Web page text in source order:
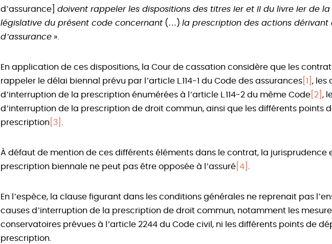
d’assurance] doivent rappeler les dispositions des titres Ier et II du livre Ier de
législative du présent code concernant (…) la prescription des actions dérivant
d’assurance ».
En application de ces dispositions, la Cour de cassation considère que les
rappeler le délai biennal prévu par l’article L.114-1 du Code des assurances [1] , les
d’interruption de la prescription énumérées à l’article L.114-2 du même Code [2] ,
d’interruption de la prescription de droit commun, ainsi que les différents points
prescription [3]
À défaut de mention de ces différents éléments dans le contrat, la jurisprudence
prescription biennale ne peut pas être opposée à l’assuré [4]
En l’espèce, la clause figurant dans les conditions générales ne reprenait pas
causes d’interruption de la prescription de droit commun, notamment les
conservatoires prévues à l’article 2244 du Code civil, ni les différents points de
prescription.